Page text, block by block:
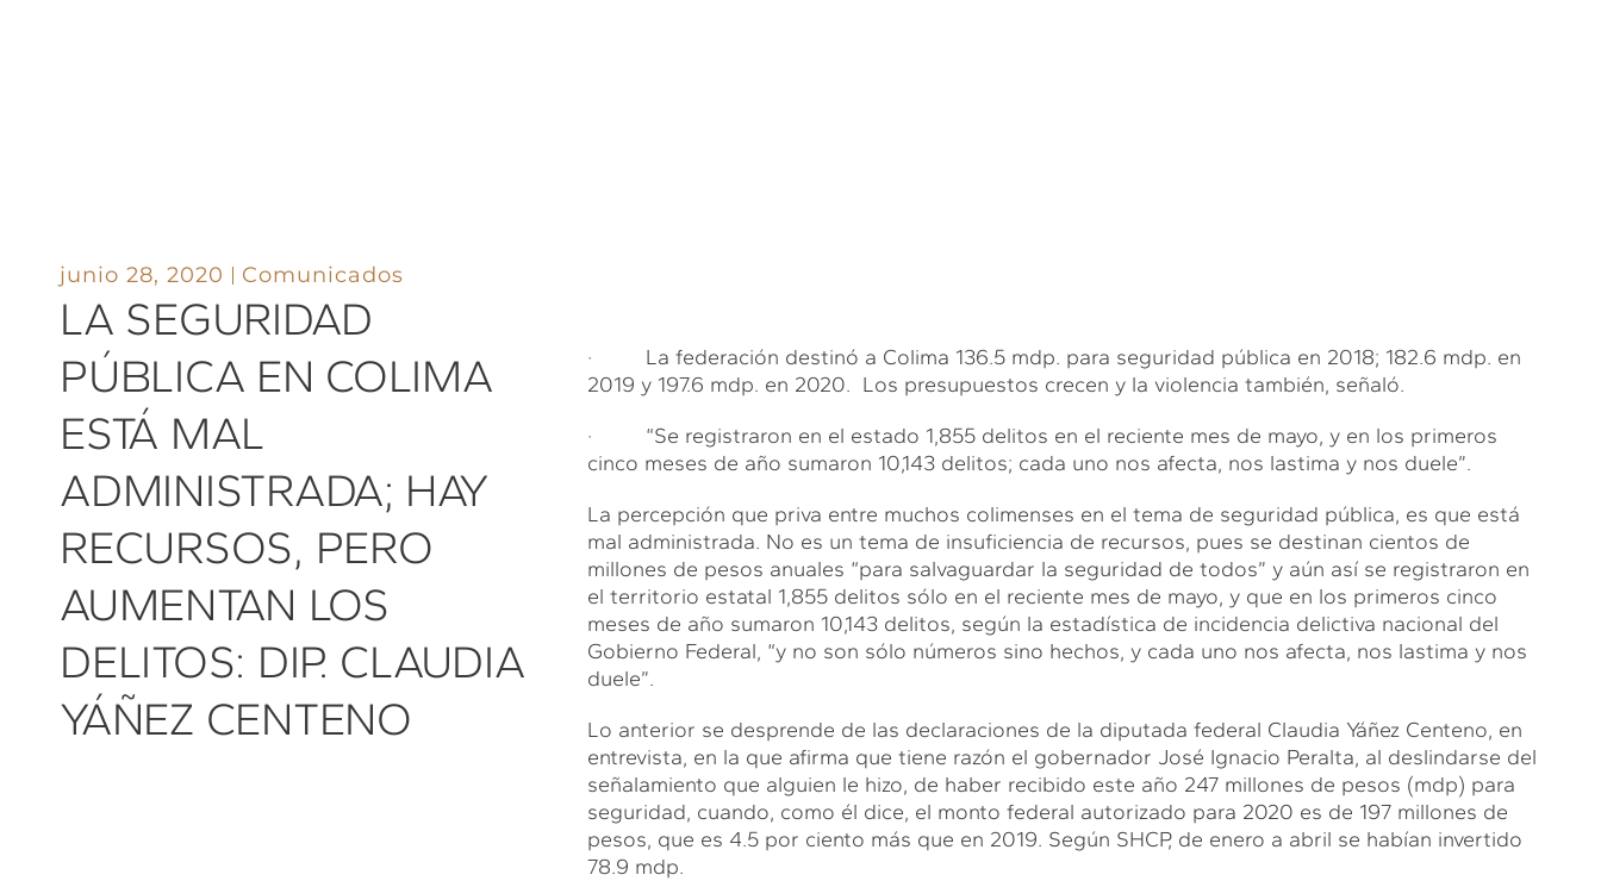
junio 28, 2020 Comunicados
LA SEGURIDAD
PÚBLICA EN COLIMA
ESTÁ MAL
ADMINISTRADA; HAY
RECURSOS, PERO
AUMENTAN LOS
DELITOS: DIP. CLAUDIA
YÁÑEZ CENTENO
· La federación destinó a Colima 136.5 mdp. para seguridad pública en 2018; 182.6 mdp. en
2019 y 197.6 mdp. en 2020. Los presupuestos crecen y la violencia también, señaló.
· “Se registraron en el estado 1,855 delitos en el reciente mes de mayo, y en los primeros
cinco meses de año sumaron 10,143 delitos; cada uno nos afecta, nos lastima y nos duele”.
La percepción que priva entre muchos colimenses en el tema de seguridad pública, es que está
mal administrada. No es un tema de insuficiencia de recursos, pues se destinan cientos de
millones de pesos anuales “para salvaguardar la seguridad de todos” y aún así se registraron en
el territorio estatal 1,855 delitos sólo en el reciente mes de mayo, y que en los primeros cinco
meses de año sumaron 10,143 delitos, según la estadística de incidencia delictiva nacional del
Gobierno Federal, “y no son sólo números sino hechos, y cada uno nos afecta, nos lastima y nos
duele”.
Lo anterior se desprende de las declaraciones de la diputada federal Claudia Yáñez Centeno, en
entrevista, en la que afirma que tiene razón el gobernador José Ignacio Peralta, al deslindarse del
señalamiento que alguien le hizo, de haber recibido este año 247 millones de pesos (mdp) para
seguridad, cuando, como él dice, el monto federal autorizado para 2020 es de 197 millones de
pesos, que es 4.5 por ciento más que en 2019. Según SHCP, de enero a abril se habían invertido
78.9 mdp.